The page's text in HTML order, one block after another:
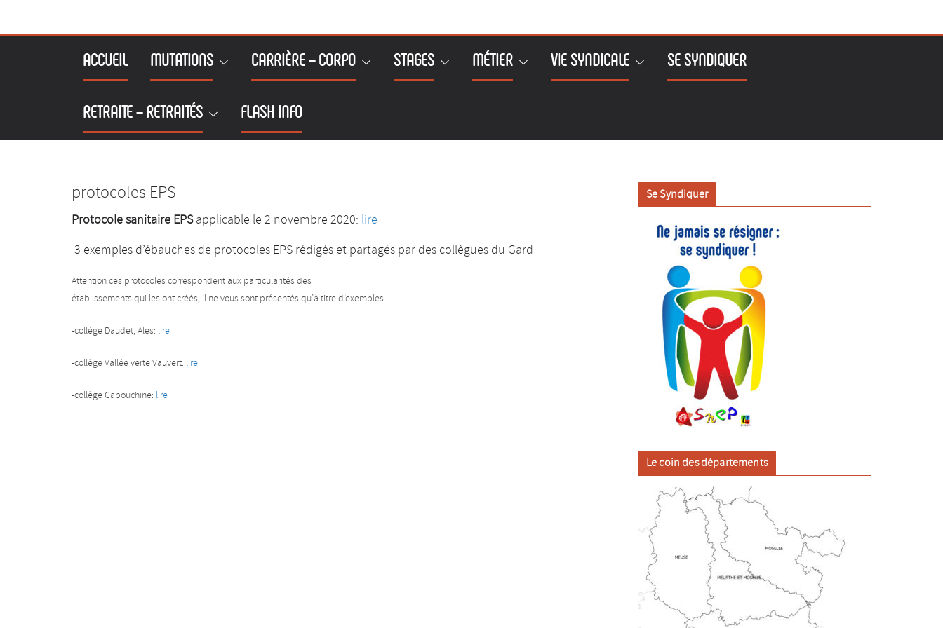
ACCUEIL MUTATIONS CARRIÈRE – CORPO STAGES MÉTIER VIE SYNDICALE SE SYNDIQUER
RETRAITE – RETRAITÉS FLASH INFO
protocoles EPS
Protocole sanitaire EPSapplicable le 2 novembre 2020: lire
3 exemples d’ébauches de protocoles EPS rédigés et partagés par des collègues du Gard
Attention ces protocoles correspondent aux particularités des
établissements qui les ont créés, il ne vous sont présentés qu’à titre d’exemples.
-collège Daudet, Ales: lire
-collège Vallée verte Vauvert: lire
-collège Capouchine: lire
Se Syndiquer
Le coin des départements